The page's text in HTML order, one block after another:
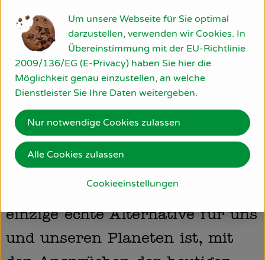
nur puur bio GmbH
D 46459 Rees
Ursprünglicher Bio-Gedanke –
modern interpretiert
Wir verbinden die langjährige
Überzeugung, dass Bio die
einzige echte Alternative für uns
und unseren Planeten ist, mit
Um unsere Webseite für Sie optimal
darzustellen, verwenden wir Cookies. In
Übereinstimmung mit der EU-Richtlinie
2009/136/EG (E-Privacy) haben Sie hier die
Möglichkeit genau einzustellen, an welche
Dienstleister Sie Ihre Daten weitergeben.
Cookieeinstellungen
Nur notwendige Cookies zulassen
Alle Cookies zulassen